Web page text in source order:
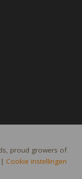
proud growers of
| Cookie instellingen